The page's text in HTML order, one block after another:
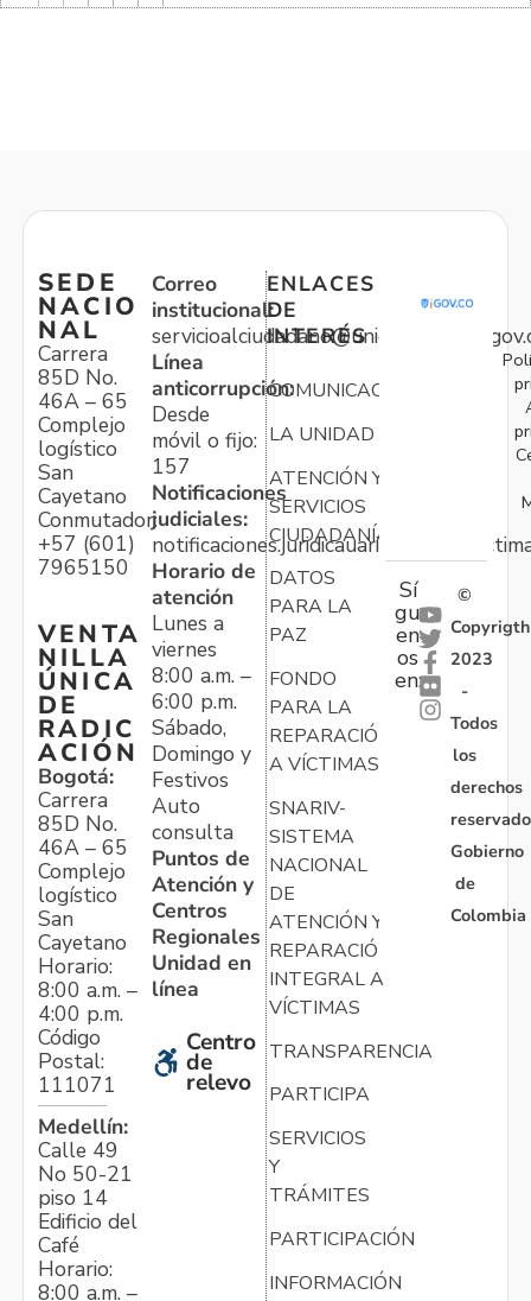
SEDE
NACIO
NAL
Carrera
85D No.
46A – 65
Complejo
logístico
San
Cayetano
Conmutador:
+57 (601)
7965150
VENTA
NILLA
ÚNICA
DE
RADIC
ACIÓN
Bogotá:
Carrera
85D No.
46A – 65
Complejo
logístico
San
Cayetano
Horario:
8:00 a.m. –
4:00 p.m.
Código
Postal:
111071
Medellín:
Calle 49
No 50-21
piso 14
Edificio del
Café
Horario:
8:00 a.m. –
Correo
institucional:
Línea
anticorrupción:
Desde
móvil o fijo:
157
Notificaciones
judiciales:
Horario de
atención
Lunes a
viernes
8:00 a.m. –
6:00 p.m.
Sábado,
Domingo y
Festivos
Auto
consulta
Puntos de
Atención y
Centros
Regionales
Unidad en
línea
Centro
de
relevo
ENLACES
DE
INTERÉS
COMUNICACIONES
LA UNIDAD
ATENCIÓN Y
SERVICIOS
CIUDADANÍA
DATOS
PARA LA
PAZ
FONDO
PARA LA
REPARACIÓN
A VÍCTIMAS
SNARIV-
SISTEMA
NACIONAL
DE
ATENCIÓN Y
REPARACIÓN
INTEGRAL A
VÍCTIMAS
TRANSPARENCIA
PARTICIPA
SERVICIOS
Y
TRÁMITES
PARTICIPACIÓN
INFORMACIÓN
Sí
gu
en
os
en:
©
Copyrigth
2023
-
Todos
los
derechos
Gobierno
de
Colombia